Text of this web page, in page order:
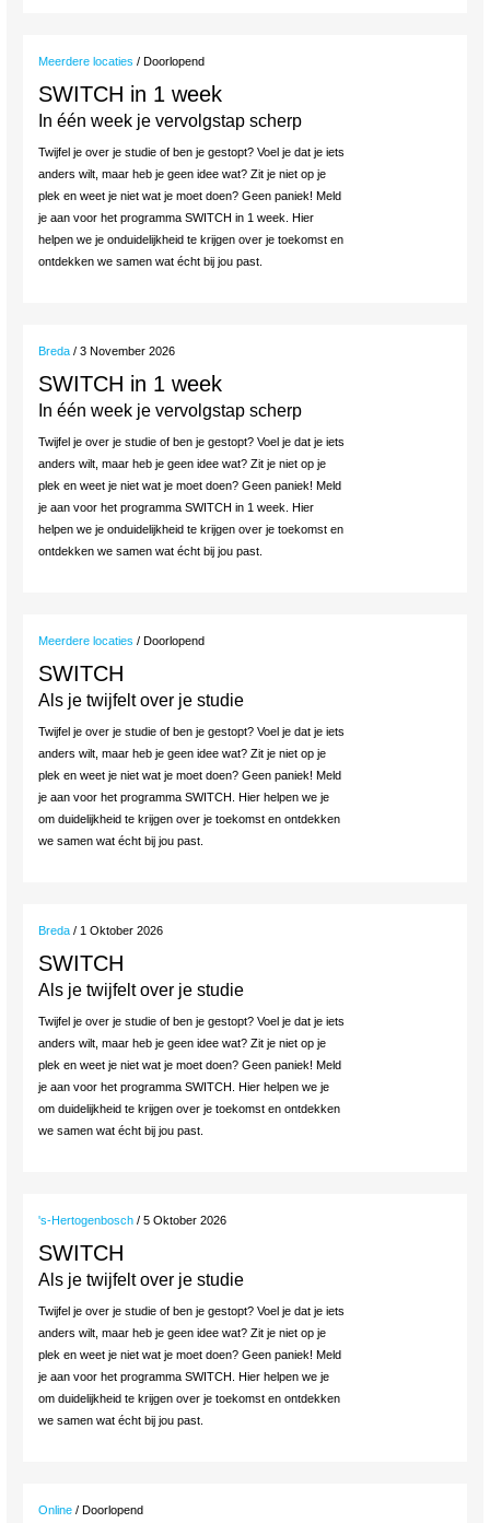
Meerdere locaties / Doorlopend
SWITCH in 1 week
In één week je vervolgstap scherp
Twijfel je over je studie of ben je gestopt? Voel je dat je iets
anders wilt, maar heb je geen idee wat? Zit je niet op je
plek en weet je niet wat je moet doen? Geen paniek! Meld
je aan voor het programma SWITCH in 1 week. Hier
helpen we je onduidelijkheid te krijgen over je toekomst en
ontdekken we samen wat écht bij jou past.
Breda / 3 November 2026
SWITCH in 1 week
In één week je vervolgstap scherp
Twijfel je over je studie of ben je gestopt? Voel je dat je iets
anders wilt, maar heb je geen idee wat? Zit je niet op je
plek en weet je niet wat je moet doen? Geen paniek! Meld
je aan voor het programma SWITCH in 1 week. Hier
helpen we je onduidelijkheid te krijgen over je toekomst en
ontdekken we samen wat écht bij jou past.
Meerdere locaties / Doorlopend
SWITCH
Als je twijfelt over je studie
Twijfel je over je studie of ben je gestopt? Voel je dat je iets
anders wilt, maar heb je geen idee wat? Zit je niet op je
plek en weet je niet wat je moet doen? Geen paniek! Meld
je aan voor het programma SWITCH. Hier helpen we je
om duidelijkheid te krijgen over je toekomst en ontdekken
we samen wat écht bij jou past.
Breda / 1 Oktober 2026
SWITCH
Als je twijfelt over je studie
Twijfel je over je studie of ben je gestopt? Voel je dat je iets
anders wilt, maar heb je geen idee wat? Zit je niet op je
plek en weet je niet wat je moet doen? Geen paniek! Meld
je aan voor het programma SWITCH. Hier helpen we je
om duidelijkheid te krijgen over je toekomst en ontdekken
we samen wat écht bij jou past.
's-Hertogenbosch / 5 Oktober 2026
SWITCH
Als je twijfelt over je studie
Twijfel je over je studie of ben je gestopt? Voel je dat je iets
anders wilt, maar heb je geen idee wat? Zit je niet op je
plek en weet je niet wat je moet doen? Geen paniek! Meld
je aan voor het programma SWITCH. Hier helpen we je
om duidelijkheid te krijgen over je toekomst en ontdekken
we samen wat écht bij jou past.
Online / Doorlopend